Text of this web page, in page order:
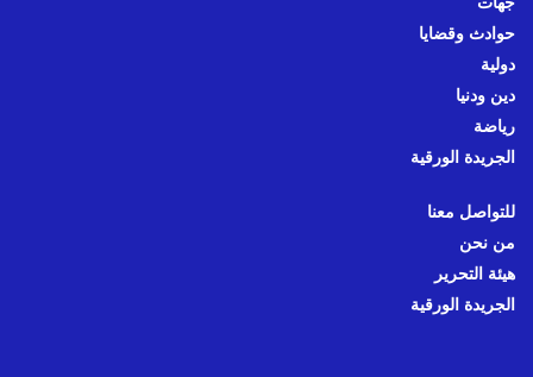
حوادث وقضايا
دولية
دين ودنيا
رياضة
الجريدة الورقية
للتواصل معنا
من نحن
هيئة التحرير
الجريدة الورقية